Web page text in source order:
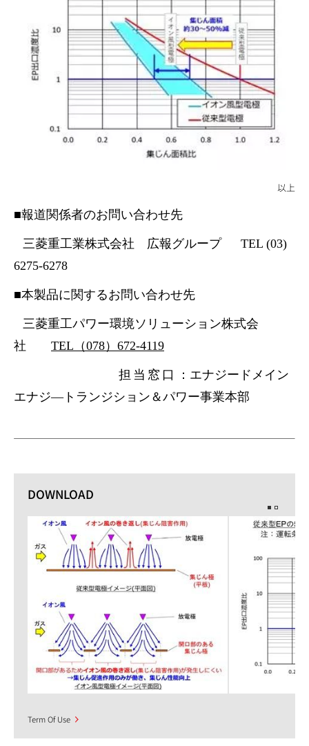
以上
■報道関係者のお問い合わせ先
三菱重工業株式会社 広報グループ TEL (03)
6275-6278
■本製品に関するお問い合わせ先
三菱重工パワー環境ソリューション株式会
社 TEL（078）672‐4119
担当窓口
：エナジードメイン
エナジ―トランジション＆パワー事業本部
DOWNLOAD
Term Of Use